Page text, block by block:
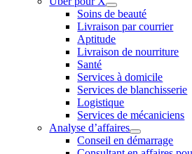
Soins de beauté
Livraison par courrier
Aptitude
Livraison de nourriture
Santé
Services à domicile
Services de blanchisserie
Logistique
Services de mécaniciens
Analyse d’affaires
Conseil en démarrage